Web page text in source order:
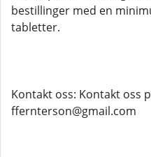
bestillinger med en
tabletter.
Kontakt oss: Kontakt oss
ffernterson@gmail.com